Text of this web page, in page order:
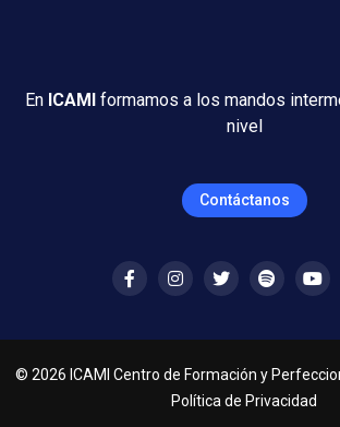
En ICAMI formamos a los mandos
nivel
Contáctanos
© 2026 ICAMI Centro de Formación y
Política de Privacidad